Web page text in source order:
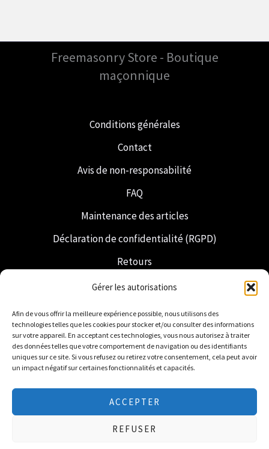
Gérer les autorisations
Afin de vous offrir la meilleure expérience possible, nous utilisons des
technologies telles que les cookies pour stocker et/ou consulter des informations
sur votre appareil. En acceptant ces technologies, vous nous autorisez à traiter
des données telles que votre comportement de navigation ou des identifiants
uniques sur ce site. Si vous refusez ou retirez votre consentement, cela peut avoir
un impact négatif sur certaines fonctionnalités et capacités.
ACCEPTER
REFUSER
Freemasonry Store - Boutique
maçonnique
Conditions générales
Contact
Avis de non-responsabilité
FAQ
Maintenance des articles
Déclaration de confidentialité (RGPD)
Retours
Expédition et livraison
Franc-maçonnerie
Regalia néerlandaise
© 2026 Freemasonry Store - Boutique maçonnique.